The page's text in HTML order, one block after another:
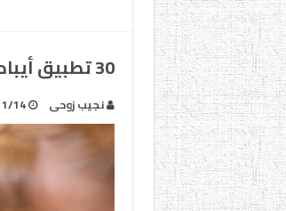
30 تطبيق أيباد يساعد في تعليم ذوي الاحتياجات الخاصة
نجيب زوحى 14